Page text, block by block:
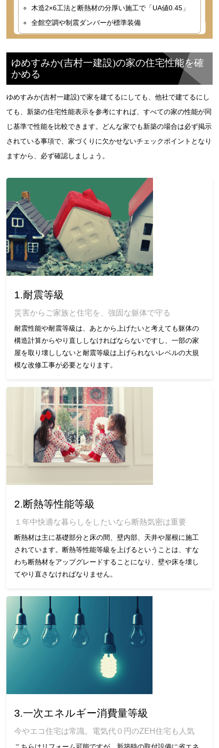
木造2×6工法と断熱材の分厚い施工で「UA値0.45」
全館空調や制震ダンバーが標準装備
ゆめすみか(吉村一建設)の家の住宅性能を確
かめる
ゆめすみか(吉村一建設)で家を建てるにしても、他社で建てるにし
ても、新築の住宅性能表示を参考にすれば、すべての家の性能が同
じ基準で性能を比較できます。どんな家でも新築の場合は必ず掲示
されている事項で、家づくりに欠かせないチェックポイントとなり
ますから、必ず確認しましょう。
1.耐震等級
災害からご家族と住宅を、強固な躯体で守る
耐震性能や耐震等級は、あとから上げたいと考えても躯体の
構造計算からやり直ししなければならないですし、一部の家
屋を取り壊ししないと耐震等級は上げられないレベルの大規
模な改修工事が必要となります。
2.断熱等性能等級
１年中快適な暮らしをしたいなら断熱気密は重要
断熱材は主に基礎部分と床の間、壁内部、天井や屋根に施工
されています。断熱等性能等級を上げるということは、すな
わち断熱材をアップグレードすることになり、壁や床を壊し
てやり直さなければなりません。
3.一次エネルギー消費量等級
今やエコ住宅は常識。電気代０円のZEH住宅も人気